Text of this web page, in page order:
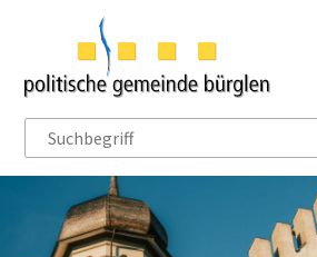
NAVIGIEREN IN BÜRGLEN
Schnellnavigation
Suchbegriff